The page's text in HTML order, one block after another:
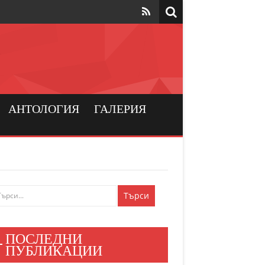
хората
мир
хора
АНТОЛОГИЯ
ГАЛЕРИЯ
ПОСЛЕДНИ
ПУБЛИКАЦИИ